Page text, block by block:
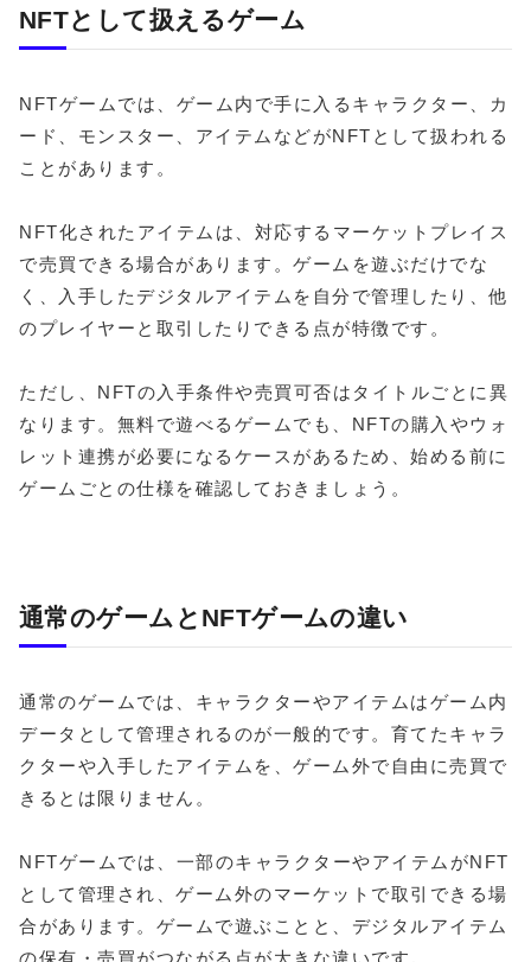
NFTとして扱えるゲーム
NFTゲームでは、ゲーム内で手に入るキャラクター、カ
ード、モンスター、アイテムなどがNFTとして扱われる
ことがあります。
NFT化されたアイテムは、対応するマーケットプレイス
で売買できる場合があります。ゲームを遊ぶだけでな
く、入手したデジタルアイテムを自分で管理したり、他
のプレイヤーと取引したりできる点が特徴です。
ただし、NFTの入手条件や売買可否はタイトルごとに異
なります。無料で遊べるゲームでも、NFTの購入やウォ
レット連携が必要になるケースがあるため、始める前に
ゲームごとの仕様を確認しておきましょう。
通常のゲームとNFTゲームの違い
通常のゲームでは、キャラクターやアイテムはゲーム内
データとして管理されるのが一般的です。育てたキャラ
クターや入手したアイテムを、ゲーム外で自由に売買で
きるとは限りません。
NFTゲームでは、一部のキャラクターやアイテムがNFT
として管理され、ゲーム外のマーケットで取引できる場
合があります。ゲームで遊ぶことと、デジタルアイテム
の保有・売買がつながる点が大きな違いです。